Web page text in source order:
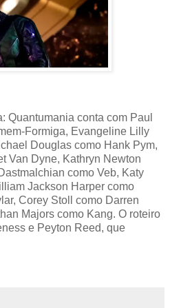
Quantumania conta com Paul
Formiga, Evangeline Lilly
Douglas como Hank Pym,
Van Dyne, Kathryn Newton
como Veb, Katy
Jackson Harper como
Corey Stoll como Darren
Majors como Kang. O roteiro
e Peyton Reed, que